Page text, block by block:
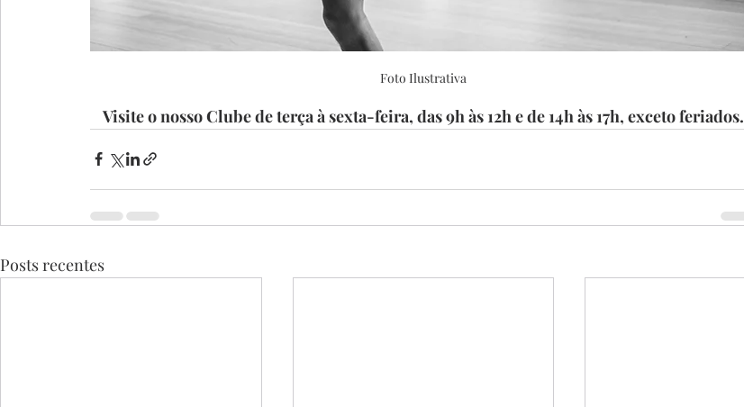
Foto Ilustrativa
Visite o nosso Clube de terça à sexta-feira, das 9h às 12h e de 14h às 17h, exceto feriados.
Posts recentes